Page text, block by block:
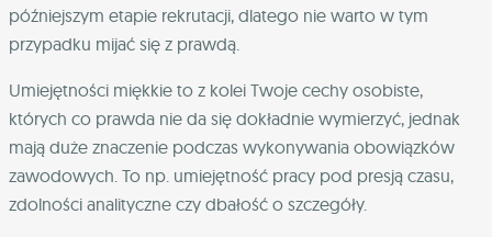
późniejszym etapie rekrutacji, dlatego nie warto w tym
przypadku mijać się z prawdą.
Umiejętności miękkie to z kolei Twoje cechy osobiste,
których co prawda nie da się dokładnie wymierzyć, jednak
mają duże znaczenie podczas wykonywania obowiązków
zawodowych. To np. umiejętność pracy pod presją czasu,
zdolności analityczne czy dbałość o szczegóły.